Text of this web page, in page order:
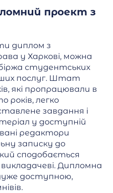
проект з
диплом з
у Харкові, можна
студентських
послуг. Штат
які пропрацювали в
років, легко
завдання і
у доступній
редактори
записку до
сподобається
Дипломна
доступною,